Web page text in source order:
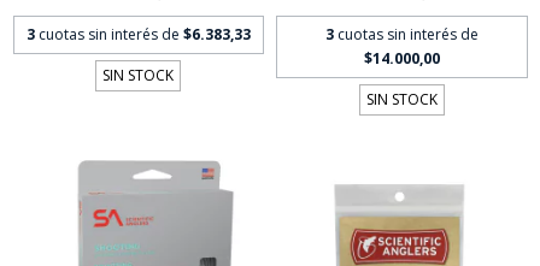
3 cuotas sin interés de $6.383,33
SIN STOCK
3 cuotas sin interés de
$14.000,00
SIN STOCK